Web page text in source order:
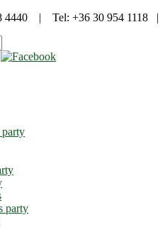
4440 | Tel: +36 30 954 1118
party